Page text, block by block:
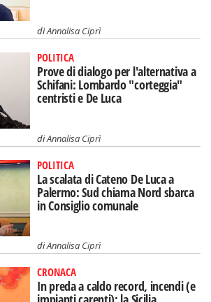
diAnnalisa Ciprì
POLITICA
Prove di dialogo per l'alternativa a
Schifani: Lombardo "corteggia"
centristi e De Luca
diAnnalisa Ciprì
POLITICA
La scalata di Cateno De Luca a
Palermo: Sud chiama Nord sbarca
in Consiglio comunale
diAnnalisa Ciprì
CRONACA
In preda a caldo record, incendi (e